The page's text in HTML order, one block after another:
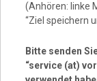
(Anhören: linke
“Ziel speichern
Bitte senden
“service (at)